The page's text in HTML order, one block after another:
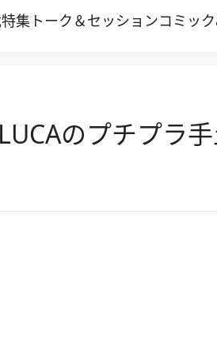
特集 トーク＆セッションコミッ
のプチプラ